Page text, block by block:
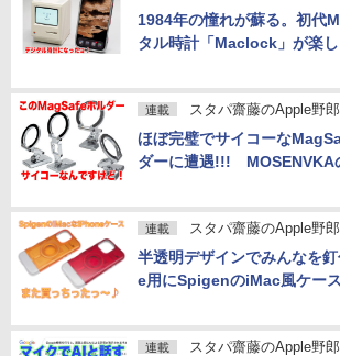
1984年の憧れが蘇る。初代
タル時計「Maclock」が楽
連載 スタパ齋藤のApple野郎
ほぼ完璧でサイコーな
ダーに遭遇!!! MOSENVKA
連載 スタパ齋藤のApple野郎
半透明デザインでみんなを
e用にSpigenのiMac風ケー
連載 スタパ齋藤のApple野郎